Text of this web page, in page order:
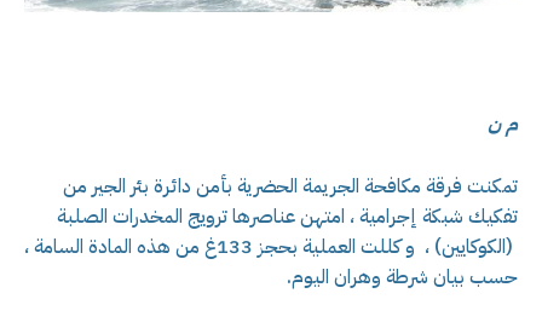
م ن
تمكنت فرقة مكافحة الجريمة الحضرية بأمن دائرة بئر الجير من
تفكيك شبكة إجرامية ، امتهن عناصرها ترويج المخدرات الصلبة
(الكوكايين) ، و كللت العملية بحجز 133غ من هذه المادة السامة ،
حسب بيان شرطة وهران اليوم.